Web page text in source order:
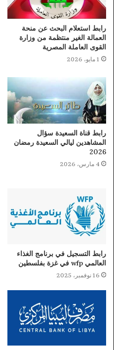
رابط استعلام البحث عن منحة
العمالة الغير منتظمة من وزارة
القوى العاملة المصرية
1 مايو، 2026
رابط قناة السعيدة سؤال
المشاهدين ليالي السعيدة رمضان
2026
4 مارس، 2026
رابط التسجيل في برنامج الغذاء
العالمي wfp في غزة بفلسطين
16 نوفمبر، 2025